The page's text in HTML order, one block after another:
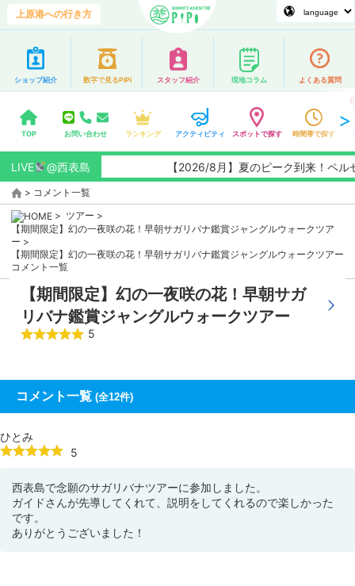
上原港への行き方
ショップ紹介 数字で見るPiPi スタッフ紹介 現地コラム よくある質問
TOP お問い合わせ ランキング アクティビティ スポットで探す 時間帯で探す
LIVE @西表島 【2026/8月】夏のピーク到来！ペル
> コメント一覧
> ツアー >
【期間限定】幻の一夜咲の花！早朝サガリバナ鑑賞ジャングルウォークツア
ー >
【期間限定】幻の一夜咲の花！早朝サガリバナ鑑賞ジャングルウォークツアー
コメント一覧
【期間限定】幻の一夜咲の花！早朝サガ
リバナ鑑賞ジャングルウォークツアー
5
コメント一覧 (全12件)
ひとみ
5
西表島で念願のサガリバナツアーに参加しました。
ガイドさんが先導してくれて、説明をしてくれるので楽しかった
です。
ありがとうございました！